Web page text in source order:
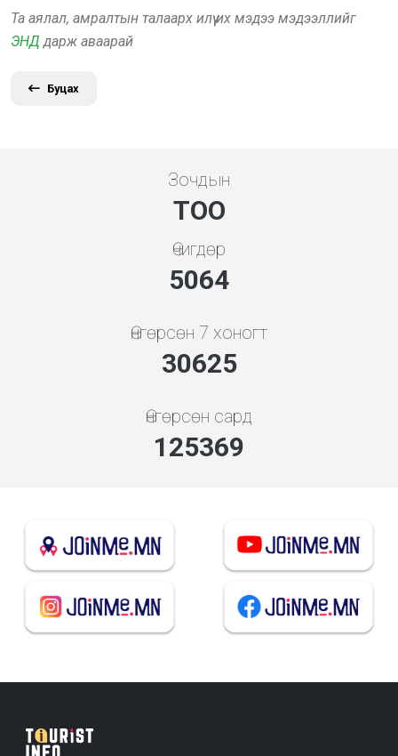
Та аялал, амралтын талаарх илүү их мэдээ мэдээллийг
ЭНД дарж аваарай
Буцах
Зочдын
ТОО
Өчигдөр
5648
Өнгөрсөн 7 хоногт
34158
Өнгөрсөн сард
139834